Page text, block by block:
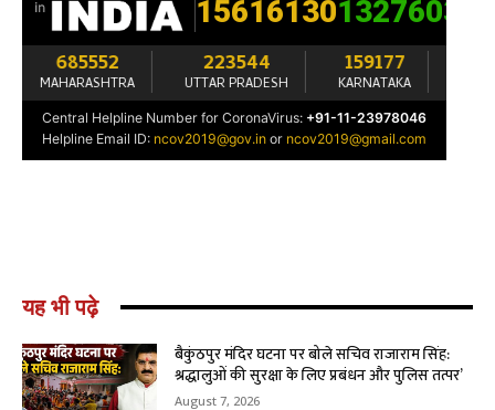
यह भी पढ़े
बैकुंठपुर मंदिर घटना पर बोले सचिव राजाराम सिंह:
श्रद्धालुओं की सुरक्षा के लिए प्रबंधन और पुलिस तत्पर’
August 7, 2026